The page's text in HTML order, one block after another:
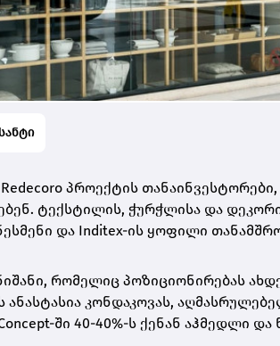
პროექტის
ტექსტილის, ჭურჭლისა და
და Inditex-ის ყოფილი
რომელიც პოზიციონირებას
ანასტასია კონდაკოვას,
ში 40-40%-ს ქენან აჰმედლი